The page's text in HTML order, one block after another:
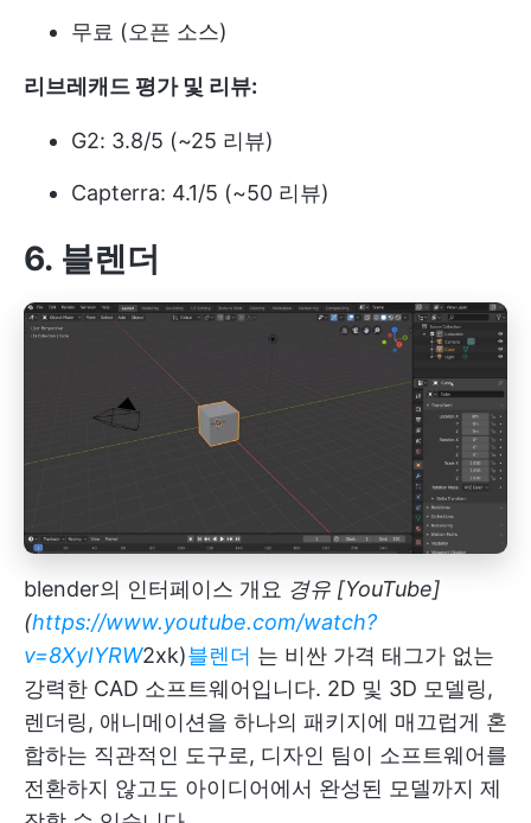
무료 (오픈 소스)
리브레캐드 평가 및 리뷰:
G2: 3.8/5 (~25 리뷰)
Capterra: 4.1/5 (~50 리뷰)
6. 블렌더
blender의 인터페이스 개요 경유 [YouTube]
(https://www.youtube.com/watch?
v=8XyIYRW2xk)블렌더 는 비싼 가격 태그가 없는
강력한 CAD 소프트웨어입니다. 2D 및 3D 모델링,
렌더링, 애니메이션을 하나의 패키지에 매끄럽게 혼
합하는 직관적인 도구로, 디자인 팀이 소프트웨어를
전환하지 않고도 아이디어에서 완성된 모델까지 제